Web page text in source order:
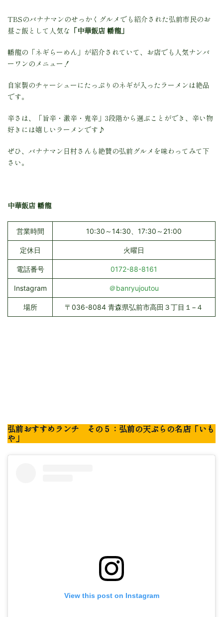
TBSのバナナマンのせっかくグルメでも紹介された弘前市民のお
昼ご飯として人気な 「中華飯店 幡龍」
幡龍の「ネギらーめん」が紹介されていて、お店でも人気ナンバ
ーワンのメニュー！
自家製のチャーシューにたっぷりのネギが入ったラーメンは絶品
です。
辛さは、「旨辛・激辛・鬼辛」3段階から選ぶことができ、辛い物
好きには嬉しいラーメンです♪
ぜひ、バナナマン日村さんも絶賛の弘前グルメを味わってみて下
さい。
中華飯店 幡龍
営業時間 10:30～14:30、17:30～21:00
定休日 火曜日
電話番号 0172-88-8161
Instagram ＠banryujoutou
場所 〒036-8084 青森県弘前市高田３丁目１−４
弘前おすすめランチ その５：弘前の天ぷらの名店「いも
や」
View this post on Instagram